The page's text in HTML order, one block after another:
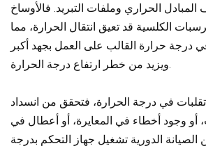
الحراري وملفات التبريد. فالأوساخ
الكلسية قد تعيق انتقال الحرارة، مما
درجة حرارة القالب على العمل بجهد أكبر
في درجة الحرارة، فتحقق من انسداد
أو وجود أخطاء في المعايرة، أو أعطال في
الدورية تشغيل جهاز التحكم بدرجة